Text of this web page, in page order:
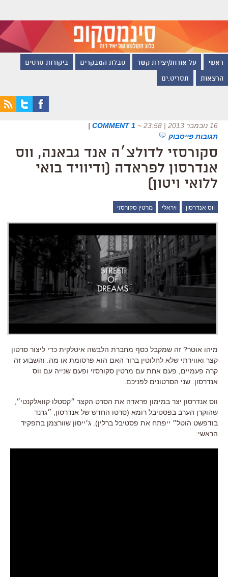
ראשי על אודות/יצירת קשר טבלת המבקרים ביקורות סרטים
הרצאות תסריט.ים
16 נובמבר 2013 | 23:58 ~
1 COMMENT
|
תגובות פייסבוק
סקורסזי לדולצ׳ה אנד גבאנה, ווס
אנדרסון לפראדה (ודיוויד בואי
ללואי ויטון)
ווס אנדרסון ויראלי מרטין סקורסזי
מיהו אוטר? זה שמקבל כסף מחברת הלבשה איטלקית כדי ליצור סרטון
קצר ואווירתי שלא לחלוטין ברור האם הוא פרסומת או מה. והשבוע זה
קרה פעמיים, פעם אחת עם מרטין סקורסזי ופעם שנייה עם ווס
אנדרסון. שני הסרטונים לפניכם.
ווס אנדרסון יצר במימון פראדה את הסרט הקצר ״קסטלו קוואלקנטי״,
שהוקרן הערב בפסטיבל רומא (סרטו החדש של אנדרסון, ״גרנד
בודפשט הוטל״ ייפתח את פסטיבל ברלין). ג׳ייסון שוורצמן בתפקיד
הראשי: